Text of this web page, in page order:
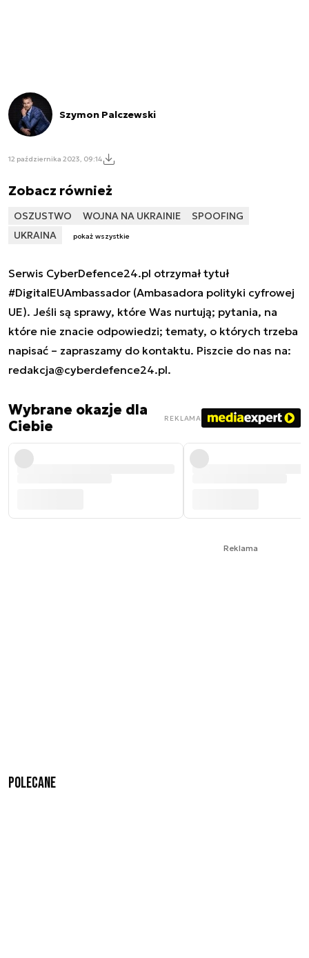
Szymon Palczewski
12 października 2023, 09:14
Zobacz również
OSZUSTWO WOJNA NA UKRAINIE
SPOOFING
UKRAINA
pokaż wszystkie
Serwis CyberDefence24.pl otrzymał tytuł
#DigitalEUAmbassador (Ambasadora polityki cyfrowej
UE). Jeśli są sprawy, które Was nurtują; pytania, na
które nie znacie odpowiedzi; tematy, o których trzeba
napisać – zapraszamy do kontaktu. Piszcie do nas na:
redakcja@cyberdefence24.pl.
Wybrane okazje dla
Ciebie
REKLAMA
Reklama
Polecane